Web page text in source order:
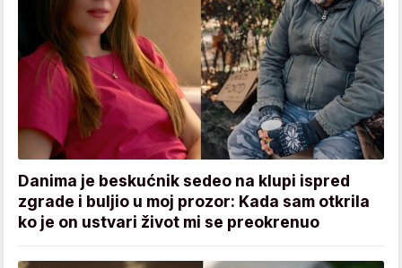
Danima je beskućnik sedeo na klupi ispred
zgrade i buljio u moj prozor: Kada sam otkrila
ko je on ustvari život mi se preokrenuo